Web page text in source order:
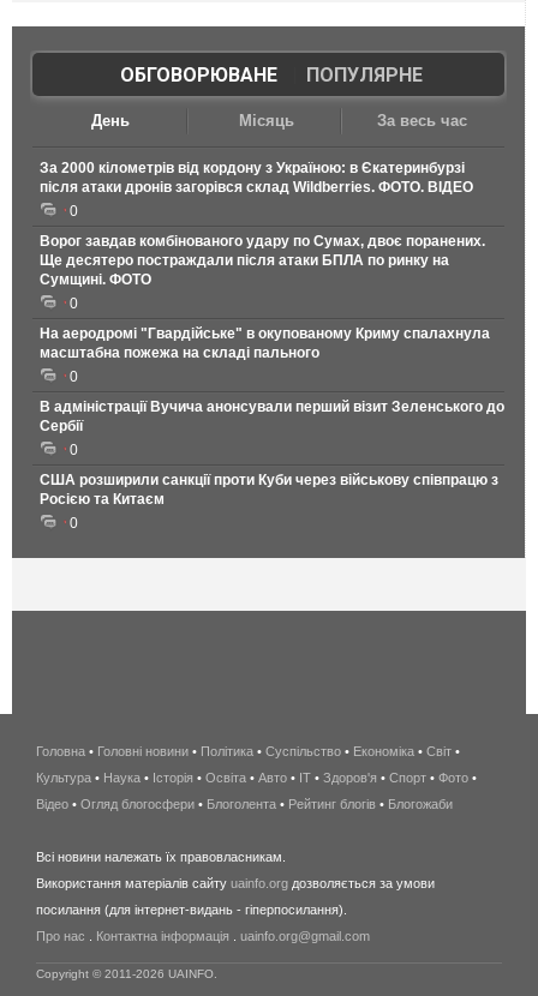
ОБГОВОРЮВАНЕ| ПОПУЛЯРНЕ
День Місяць За весь час
За 2000 кілометрів від кордону з Україною: в Єкатеринбурзі
після атаки дронів загорівся склад Wildberries. ФОТО. ВІДЕО
0
Ворог завдав комбінованого удару по Сумах, двоє поранених.
Ще десятеро постраждали після атаки БПЛА по ринку на
Сумщині. ФОТО
0
На аеродромі "Гвардійське" в окупованому Криму спалахнула
масштабна пожежа на складі пального
0
В адміністрації Вучича анонсували перший візит Зеленського до
Сербії
0
США розширили санкції проти Куби через військову співпрацю з
Росією та Китаєм
0
беспроводной
интернет
киев
wimax
в
Головна • Головні новини • Політика • Суспільство • Економіка • Світ •
Культура • Наука • Історія • Освіта • Авто • IT • Здоров'я • Спорт • Фото •
Відео • Огляд блогосфери • Блоголента • Рейтинг блогів • Блогожаби
Всі новини належать їх правовласникам.
Використання матеріалів сайту uainfo.org дозволяється за умови
посилання (для інтернет-видань - гіперпосилання).
Про нас
Контактна інформація uainfo.org@gmail.com
Copyright © 2011-2026 UAINFO.